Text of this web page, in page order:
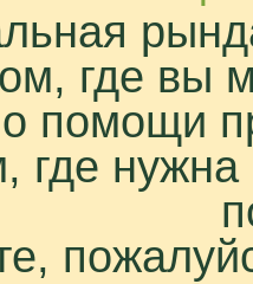
где вы
о помощи
где